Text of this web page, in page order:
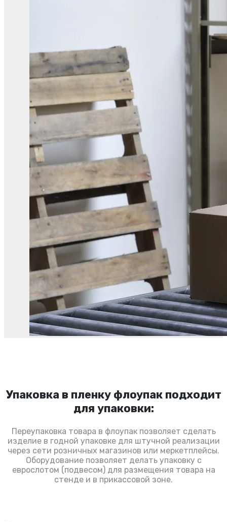
Упаковка в пленку флоупак подходит
для упаковки:
Переупаковка товара в флоупак позволяет сделать
изделие в годной упаковке для штучной реализации
через сети розничных магазинов или меркетплейсы.
Оборудование позволяет делать упаковку с
еврослотом (подвесом) для размещения товара на
стенде и в прикассовой зоне.